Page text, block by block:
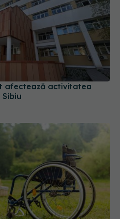
afectează activitatea